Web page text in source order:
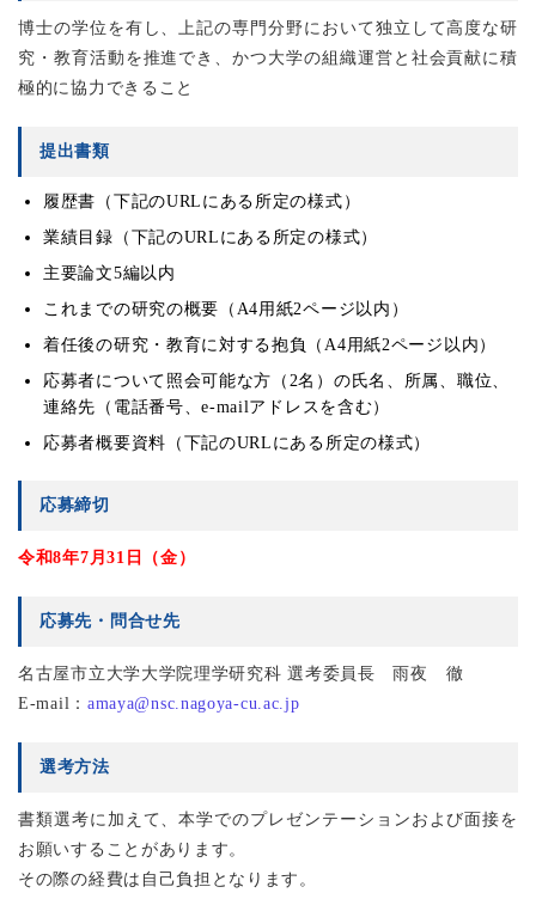
博士の学位を有し、上記の専門分野において独立して高度な研
究・教育活動を推進でき、かつ大学の組織運営と社会貢献に積
極的に協力できること
提出書類
履歴書（下記のURLにある所定の様式）
業績目録（下記のURLにある所定の様式）
主要論文5編以内
これまでの研究の概要（A4用紙2ページ以内）
着任後の研究・教育に対する抱負（A4用紙2ページ以内）
応募者について照会可能な方（2名）の氏名、所属、職位、
連絡先（電話番号、e-mailアドレスを含む）
応募者概要資料（下記のURLにある所定の様式）
応募締切
令和8年7月31日（金）
応募先・問合せ先
名古屋市立大学大学院理学研究科 選考委員長 雨夜 徹
E-mail： amaya@nsc.nagoya-cu.ac.jp
選考方法
書類選考に加えて、本学でのプレゼンテーションおよび面接を
お願いすることがあります。
その際の経費は自己負担となります。